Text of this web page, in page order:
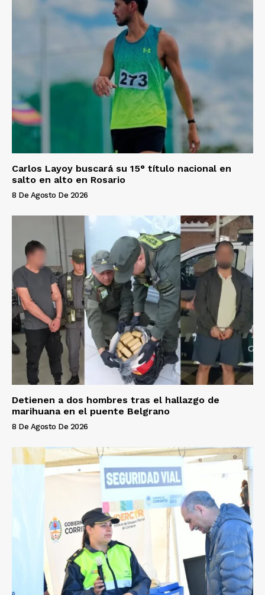
Carlos Layoy buscará su 15° título nacional en
salto en alto en Rosario
8 De Agosto De 2026
Detienen a dos hombres tras el hallazgo de
marihuana en el puente Belgrano
8 De Agosto De 2026